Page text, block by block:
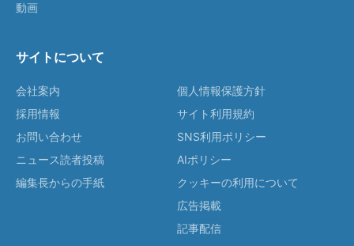
動画
サイトについて
会社案内
採用情報
お問い合わせ
ニュース読者投稿
編集長からの手紙
個人情報保護方針
サイト利用規約
SNS利用ポリシー
AIポリシー
クッキーの利用について
広告掲載
記事配信